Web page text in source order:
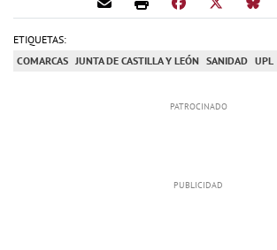
ETIQUETAS:
COMARCAS JUNTA DE CASTILLA Y LEÓN SANIDAD UPL